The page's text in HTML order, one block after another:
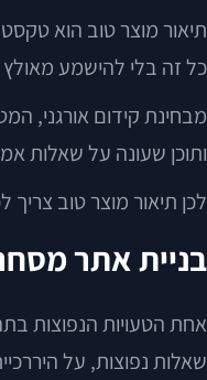
כל זה בלי להישמע
מבחינת קידום אורגני,
ותוכן שעונה על שאלות
לכן תיאור מוצר טוב
בניית אתר
אחת הטעויות הנפוצות
שאלות נפוצות, על